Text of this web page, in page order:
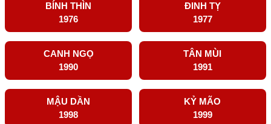
BÍNH THÌN
1976
ĐINH TỴ
1977
CANH NGỌ
1990
TÂN MÙI
1991
MẬU DẦN
1998
KỶ MÃO
1999